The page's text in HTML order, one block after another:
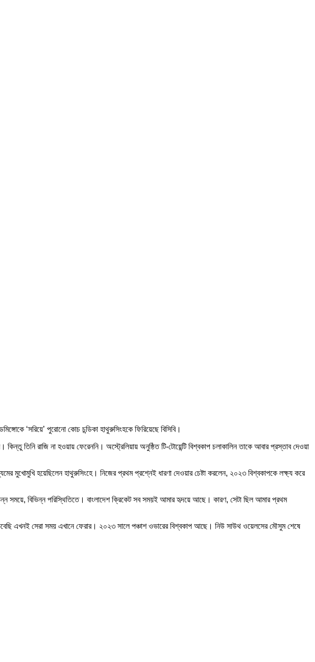
‘সরিয়ে’ পুরোনো কোচ চন্ডিকা হাথুরুসিংহকে ফিরিয়েছে বিসিবি।
তিনি রাজি না হওয়ায় ফেরেননি। অস্ট্রেলিয়ায় অনুষ্ঠিত টি-টোয়েন্টি বিশ্বকাপ চলাকালিন তাকে আবার প্রস্তাব দেওয়া
মুখোমুখি হয়েছিলেন হাথুরুসিংহে। নিজের প্রথম প্রশ্নেই ধারণা দেওয়ার চেষ্টা করলেন, ২০২৩ বিশ্বকাপকে লক্ষ্য করে
সময়ে, বিভিন্ন পরিস্থিতিতে। বাংলাদেশ ক্রিকেট সব সময়ই আমার হৃদয়ে আছে। কারণ, সেটা ছিল আমার প্রথম
এখনই সেরা সময় এখানে ফেরার। ২০২৩ সালে পঞ্চাশ ওভারের বিশ্বকাপ আছে। নিউ সাউথ ওয়েলসের মৌসুম শেষে